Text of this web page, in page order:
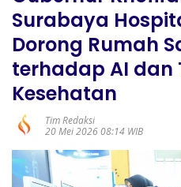
Surabaya
Dorong Rumah
terhadap AI dan
Kesehatan
Tim Redaksi
20 Mei 2026 08:14 WIB